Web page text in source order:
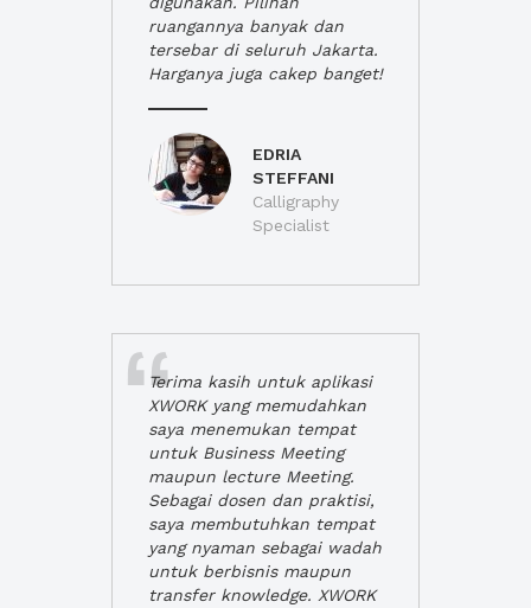
ruangannya banyak dan
tersebar di seluruh Jakarta.
Harganya juga cakep banget!
EDRIA
STEFFANI
Calligraphy
Specialist
Terima kasih untuk aplikasi
XWORK yang memudahkan
saya menemukan tempat
untuk Business Meeting
maupun lecture Meeting.
Sebagai dosen dan praktisi,
saya membutuhkan tempat
yang nyaman sebagai wadah
untuk berbisnis maupun
transfer knowledge. XWORK